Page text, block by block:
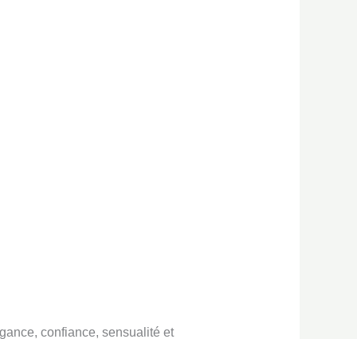
confiance, sensualité et